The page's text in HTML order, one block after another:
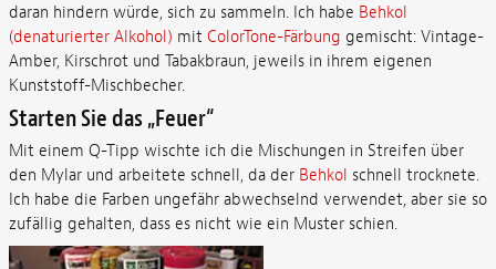
daran hindern würde, sich zu sammeln. Ich habe Behkol
(denaturierter Alkohol) mit ColorTone-Färbung gemischt: Vintage-
Amber, Kirschrot und Tabakbraun, jeweils in ihrem eigenen
Kunststoff-Mischbecher.
Starten Sie das „Feuer“
Mit einem Q-Tipp wischte ich die Mischungen in Streifen über
den Mylar und arbeitete schnell, da der Behkol schnell trocknete.
Ich habe die Farben ungefähr abwechselnd verwendet, aber sie so
zufällig gehalten, dass es nicht wie ein Muster schien.